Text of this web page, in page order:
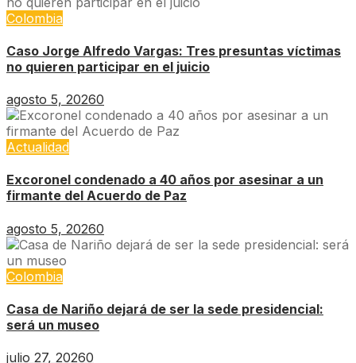
Colombia
Caso Jorge Alfredo Vargas: Tres presuntas víctimas
no quieren participar en el juicio
agosto 5, 20260
Actualidad
Excoronel condenado a 40 años por asesinar a un
firmante del Acuerdo de Paz
agosto 5, 20260
Colombia
Casa de Nariño dejará de ser la sede presidencial:
será un museo
julio 27, 20260